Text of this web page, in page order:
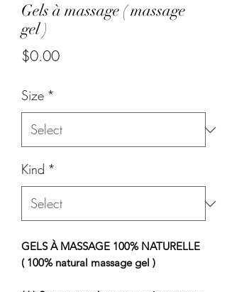
Gels à massage ( massage
gel )
$0.00Price
Size *
Kind *
GELS À MASSAGE 100% NATURELLE
( 100% natural massage gel )